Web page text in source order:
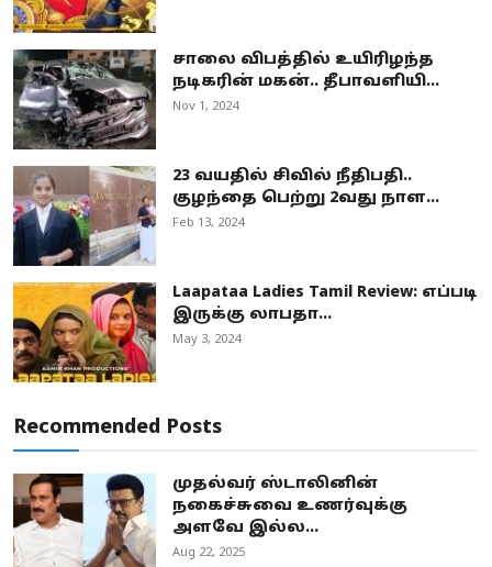
சாலை விபத்தில் உயிரிழந்த
நடிகரின் மகன்.. தீபாவளியி...
Nov 1, 2024
23 வயதில் சிவில் நீதிபதி..
குழந்தை பெற்று 2வது நாள...
Feb 13, 2024
Laapataa Ladies Tamil Review: எப்படி
இருக்கு லாபதா...
May 3, 2024
Recommended Posts
முதல்வர் ஸ்டாலினின்
நகைச்சுவை உணர்வுக்கு
அளவே இல்ல...
Aug 22, 2025